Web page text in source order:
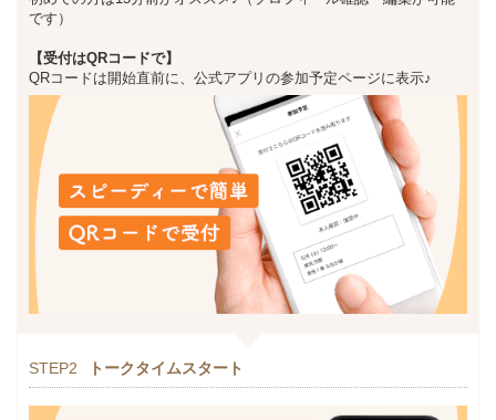
です）
【受付はQRコードで】
QRコードは開始直前に、公式アプリの参加予定ページに表示♪
STEP2 トークタイムスタート